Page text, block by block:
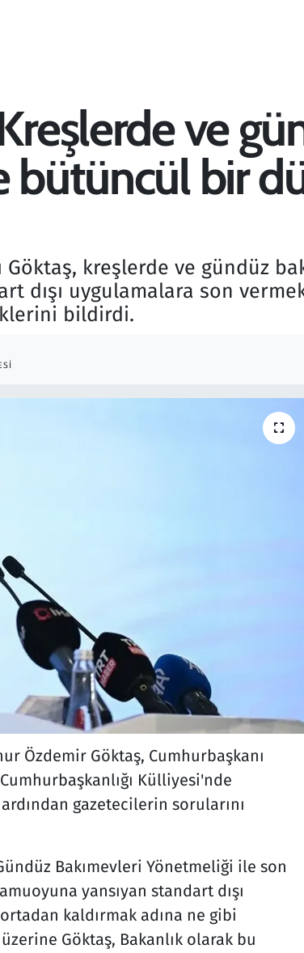
ve
bütüncül bir
Göktaş, kreşlerde ve gündüz
dışı uygulamalara son
bildirdi.
Özdemir Göktaş, Cumhurbaşkanı
Külliyesi'nde
gazetecilerin sorularını
Bakımevleri Yönetmeliği ile son
yansıyan standart dışı
kaldırmak adına ne gibi
Göktaş, Bakanlık olarak bu